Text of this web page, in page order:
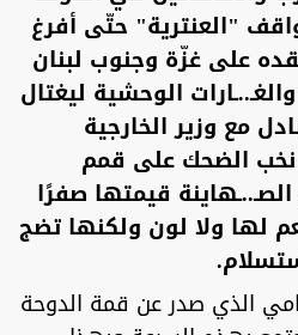
"العنترية" حتّى أفرغ
على غزّة وجنوب لبنان
والغـ..ـارات الوحشية ليغتال
مع وزير الخارجية
نخب الضحك على قمم
قيمتها صفرًا
لها ولا لون ولكنها تضج
الذي صدر عن قمة الدوحة